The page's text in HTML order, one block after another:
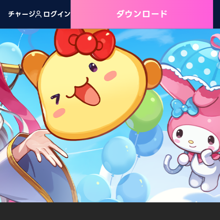
チャージ ログイン ダウンロード